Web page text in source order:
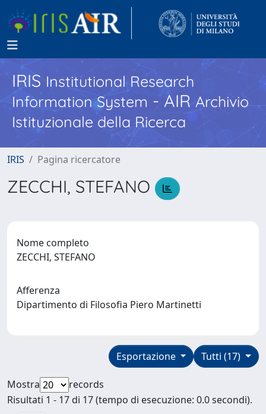
IRISInstitutional Research
Information System - AIR Archivio
Istituzionale della Ricerca
IRIS Pagina ricercatore
ZECCHI, STEFANO
Nome completo
ZECCHI, STEFANO
Afferenza
Dipartimento di Filosofia Piero Martinetti
Tutti (17)
Esportazione
Mostra
records
Risultati 1 - 17 di 17 (tempo di esecuzione: 0.0 secondi).